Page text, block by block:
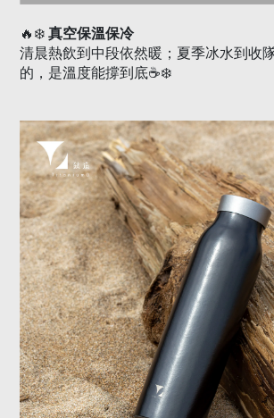
🔥❄️ 真空保溫保冷
清晨熱飲到中段依然暖；夏季冰水到收
的，是溫度能撐到底☕❄️